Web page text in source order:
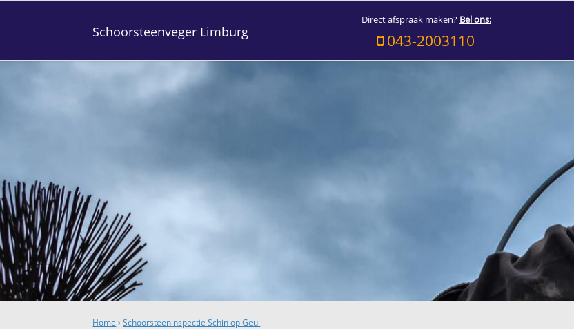
Schoorsteenveger Limburg
Direct afspraak maken? Bel ons:
043-2003110
Home ›Schoorsteeninspectie Schin op Geul